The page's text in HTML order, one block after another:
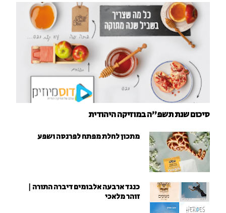
סיכום שנת תשפ"ה במוזיקה היהודית
מתכון לחלת מפתח לפרנסה ושפע
כנגד ארבעה אלבומים דיברה התורה |
זוהר מלאכי